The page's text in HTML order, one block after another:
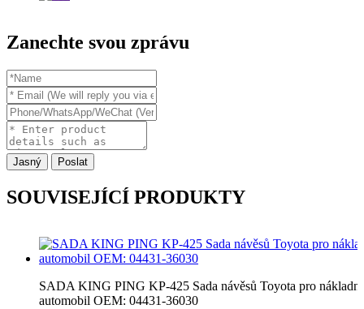
Zanechte svou zprávu
Jasný Poslat
SOUVISEJÍCÍ PRODUKTY
SADA KING PING KP-425 Sada návěsů Toyota pro nákladní
automobil OEM: 04431-36030